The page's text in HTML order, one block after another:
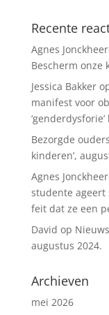
Recente
Agnes
Bescherm onze
Jessica Bakker
manifest voor
Bezorgde ouders
kinderen’,
Agnes
studente ageert
feit dat ze een
David op
augustus 2024.
Archieven
mei 2026